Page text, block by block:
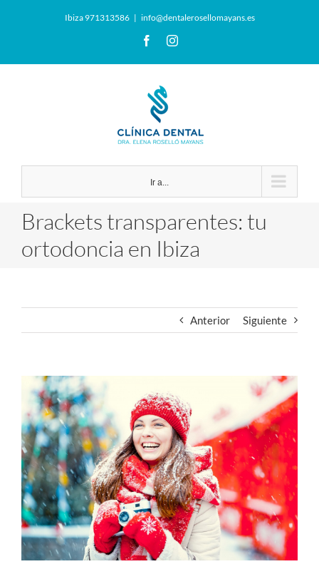
Ibiza 971313586 | info@dentalerosellomayans.es
FacebookInstagram
Ir a...
Brackets transparentes: tu
ortodoncia en Ibiza
Anterior Siguiente
imagen
más
grande